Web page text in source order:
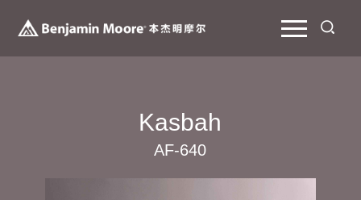
Kasbah
AF-640